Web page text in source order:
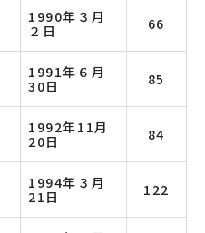
1990年３月
２日
66
1991年６月
30日
85
1992年11月
20日
84
1994年３月
21日
122